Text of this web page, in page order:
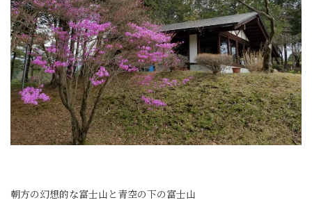
朝方の幻想的な富士山と青空の下の富士山